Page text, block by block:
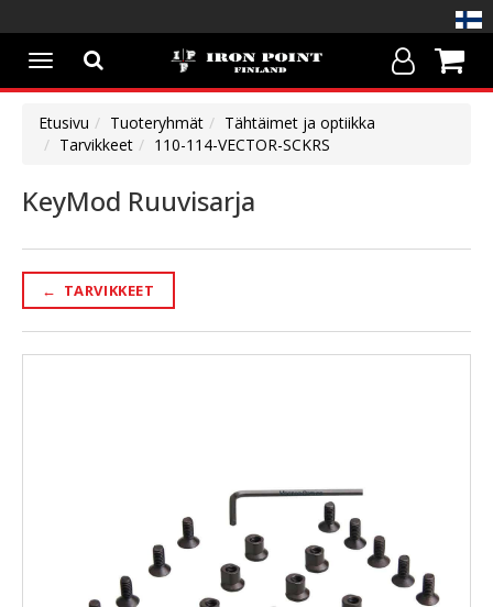
Avaa/Sulje
valikko
Etusivu Tuoteryhmät
Tähtäimet ja optiikka
Tarvikkeet
110-114-VECTOR-SCKRS
KeyMod Ruuvisarja
← TARVIKKEET